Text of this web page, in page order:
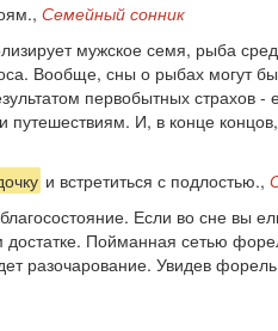
Семейный сонник
мужское семя, рыба
Вообще, сны о рыбах могут
первобытных страхов
И, в конце
и встретиться с подлостью.,
Если во сне вы
достатке. Пойманная сетью
разочарование. Увидев